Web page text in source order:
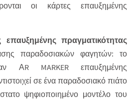
οι κάρτες επαυξημένης
πραγματικότητας
παραδοσιακών φαγητών: το
ΑR MARKER επαυξημένης
σε ένα παραδοσιακό πιάτο
ψηφιοποιημένο μοντέλο του